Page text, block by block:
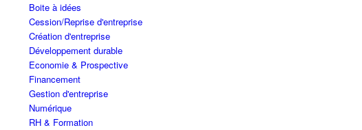
Boite à idées
Cession/Reprise d'entreprise
Création d'entreprise
Développement durable
Economie & Prospective
Financement
Gestion d'entreprise
Numérique
RH & Formation